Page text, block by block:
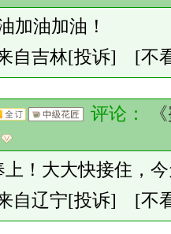
加油加油！
自吉林[投诉] [不
评论：
！大大快接住，
自辽宁[投诉] [不